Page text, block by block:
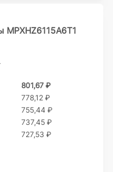
MPXHZ6115A6T1
801,67 ₽
778,12 ₽
755,44 ₽
737,45 ₽
727,53 ₽